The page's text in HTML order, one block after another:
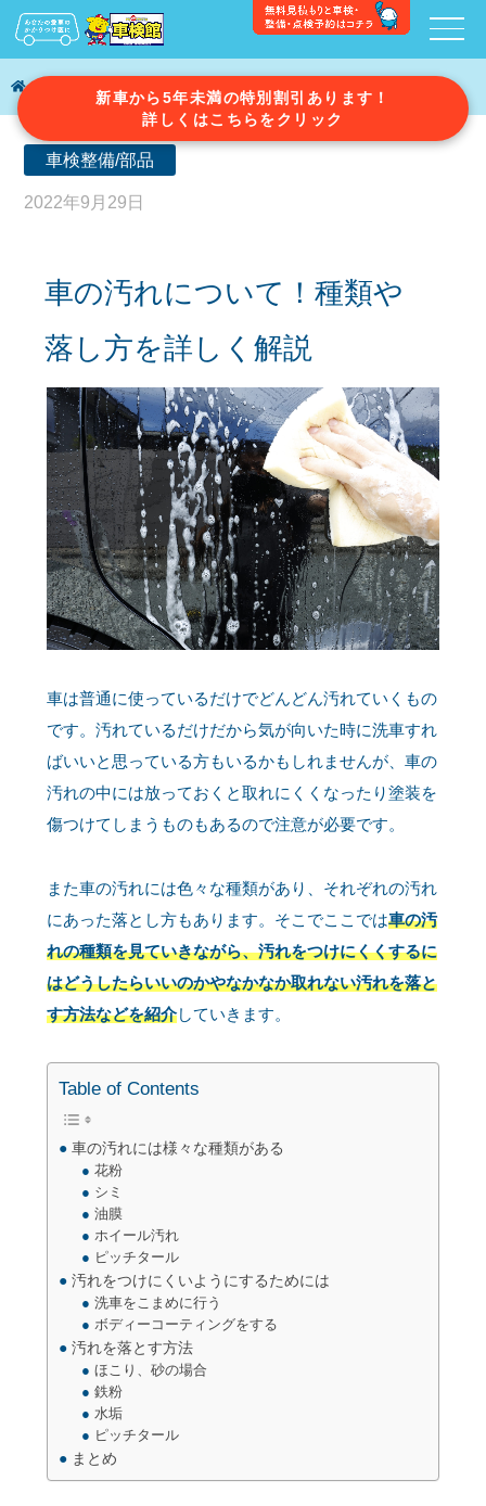
新車から5年未満の特別割引あります！
詳しくはこちらをクリック
車検ガイド 車の汚れについて！種類や落し方を詳しく解説
車検整備/部品
2022年9月29日
車の汚れについて！種類や
落し方を詳しく解説
車は普通に使っているだけでどんどん汚れていくもの
です。汚れているだけだから気が向いた時に洗車すれ
ばいいと思っている方もいるかもしれませんが、車の
汚れの中には放っておくと取れにくくなったり塗装を
傷つけてしまうものもあるので注意が必要です。
また車の汚れには色々な種類があり、それぞれの汚れ
にあった落とし方もあります。そこでここでは車の汚
れの種類を見ていきながら、汚れをつけにくくするに
はどうしたらいいのかやなかなか取れない汚れを落と
す方法などを紹介していきます。
Table of Contents
車の汚れには様々な種類がある
花粉
シミ
油膜
ホイール汚れ
ピッチタール
汚れをつけにくいようにするためには
洗車をこまめに行う
ボディーコーティングをする
汚れを落とす方法
ほこり、砂の場合
鉄粉
水垢
ピッチタール
まとめ